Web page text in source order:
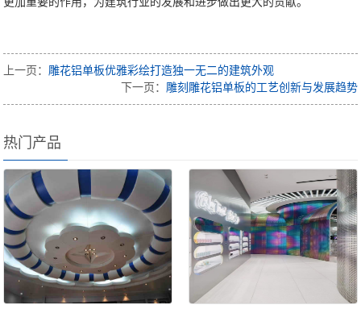
上一页：雕花铝单板优雅彩绘打造独一无二的建筑外观
下一页： 雕刻雕花铝单板的工艺创新与发展趋势
热门产品